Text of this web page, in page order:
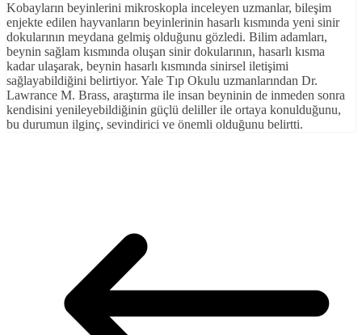
Kobayların beyinlerini mikroskopla inceleyen uzmanlar, bileşim
enjekte edilen hayvanların beyinlerinin hasarlı kısmında yeni sinir
dokularının meydana gelmiş olduğunu gözledi. Bilim adamları,
beynin sağlam kısmında oluşan sinir dokularının, hasarlı kısma
kadar ulaşarak, beynin hasarlı kısmında sinirsel iletişimi
sağlayabildiğini belirtiyor. Yale Tıp Okulu uzmanlarından Dr.
Lawrance M. Brass, araştırma ile insan beyninin de inmeden sonra
kendisini yenileyebildiğinin güçlü deliller ile ortaya konulduğunu,
bu durumun ilginç, sevindirici ve önemli olduğunu belirtti.